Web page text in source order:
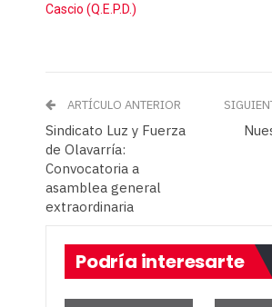
Cascio (Q.E.P.D.)
ARTÍCULO ANTERIOR
Sindicato Luz y Fuerza
de Olavarría:
Convocatoria a
asamblea general
extraordinaria
Podría interesarte